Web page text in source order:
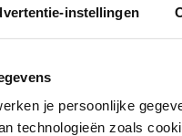
instellingen
je persoonlijke
technologieën zoals